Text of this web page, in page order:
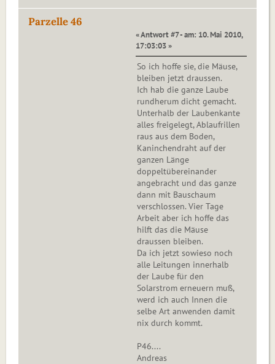
Parzelle 46
« Antwort #7 - am: 10. Mai 2010,
17:03:03 »
So ich hoffe sie, die Mäuse,
bleiben jetzt draussen.
Ich hab die ganze Laube
rundherum dicht gemacht.
Unterhalb der Laubenkante
alles freigelegt, Ablaufrillen
raus aus dem Boden,
Kaninchendraht auf der
ganzen Länge
doppeltübereinander
angebracht und das ganze
dann mit Bauschaum
verschlossen. Vier Tage
Arbeit aber ich hoffe das
hilft das die Mäuse
draussen bleiben.
Da ich jetzt sowieso noch
alle Leitungen innerhalb
der Laube für den
Solarstrom erneuern muß,
werd ich auch Innen die
selbe Art anwenden damit
nix durch kommt.
P46....
Andreas